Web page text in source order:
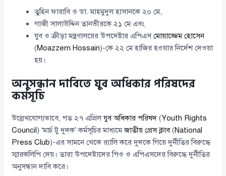
তুহিন ফারাবি ও ডা. মাহমুদুল হাসানকে ২০ মে,
গাজী সালাউদ্দিন তানভীরকে ২১ মে এবং
যুব ও ক্রীড়া মন্ত্রণালয়ের উপদেষ্টার এপিএসমোয়াজ্জেম হোসেন
(Moazzem Hossain)-কে ২২ মে হাজির হওয়ার নির্দেশ দেওয়া
হয়।
অনুসন্ধান দাবিতে যুব অধিকার পরিষদের
কর্মসূচি
উল্লেখযোগ্যভাবে, গত ২৭ এপ্রিলযুব অধিকার পরিষদ (Youth Rights
Council) ‘মার্চ টু দুদক’ কর্মসূচির মাধ্যমেজাতীয় প্রেস ক্লাব(National
Press Club)-এর সামনে থেকে র‌্যালি করে দুদকে গিয়ে দুর্নীতির বিরুদ্ধে
স্মারকলিপি দেয়। তারা উপদেষ্টাদের পিও ও এপিএসদের বিরুদ্ধে দুর্নীতির
অনুসন্ধান দাবি করে।